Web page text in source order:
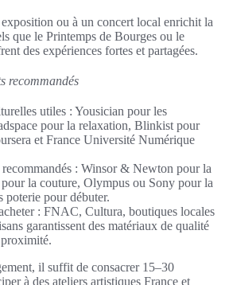
ou à un concert local enrichit la
que le Printemps de Bourges ou le
des expériences fortes et partagées.
recommandés
utiles : Yousician pour les
pour la relaxation, Blinkist pour
et France Université Numérique
: Winsor & Newton pour la
la couture, Olympus ou Sony pour la
poterie pour débuter.
: FNAC, Cultura, boutiques locales
garantissent des matériaux de qualité
il suffit de consacrer 15–30
à des ateliers artistiques France et